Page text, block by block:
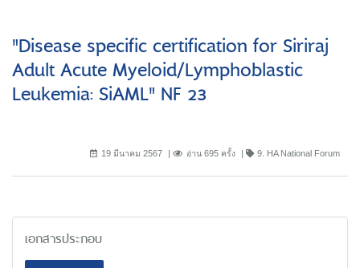
"Disease specific certification for Siriraj
Adult Acute Myeloid/Lymphoblastic
Leukemia: SiAML" NF 23
19 มีนาคม 2567 อ่าน 695 ครั้ง 9. HA National Forum
เอกสารประกอบ